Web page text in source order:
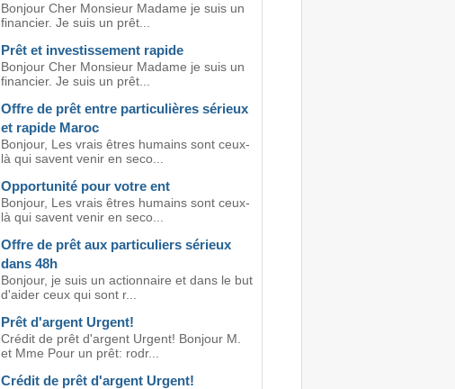
Bonjour Cher Monsieur Madame je suis un
financier. Je suis un prêt...
Prêt et investissement rapide
Bonjour Cher Monsieur Madame je suis un
financier. Je suis un prêt...
Offre de prêt entre particulières sérieux
et rapide Maroc
Bonjour, Les vrais êtres humains sont ceux-
là qui savent venir en seco...
Opportunité pour votre ent
Bonjour, Les vrais êtres humains sont ceux-
là qui savent venir en seco...
Offre de prêt aux particuliers sérieux
dans 48h
Bonjour, je suis un actionnaire et dans le but
d'aider ceux qui sont r...
Prêt d'argent Urgent!
Crédit de prêt d'argent Urgent! Bonjour M.
et Mme Pour un prêt: rodr...
Crédit de prêt d'argent Urgent!